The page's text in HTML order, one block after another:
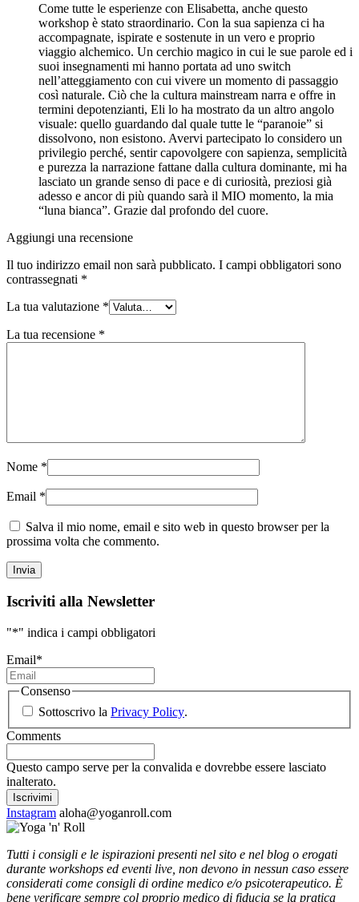
Come tutte le esperienze con Elisabetta, anche questo
workshop è stato straordinario. Con la sua sapienza ci ha
accompagnate, ispirate e sostenute in un vero e proprio
viaggio alchemico. Un cerchio magico in cui le sue parole ed i
suoi insegnamenti mi hanno portata ad uno switch
nell’atteggiamento con cui vivere un momento di passaggio
così naturale. Ciò che la cultura mainstream narra e offre in
termini depotenzianti, Eli lo ha mostrato da un altro angolo
visuale: quello guardando dal quale tutte le “paranoie” si
dissolvono, non esistono. Avervi partecipato lo considero un
privilegio perché, sentir capovolgere con sapienza, semplicità
e purezza la narrazione fattane dalla cultura dominante, mi ha
lasciato un grande senso di pace e di curiosità, preziosi già
adesso e ancor di più quando sarà il MIO momento, la mia
“luna bianca”. Grazie dal profondo del cuore.
Aggiungi una recensione
Il tuo indirizzo email non sarà pubblicato. I campi obbligatori sono
contrassegnati *
La tua valutazione *
La tua recensione *
Nome *
Email *
Salva il mio nome, email e sito web in questo browser per la
prossima volta che commento.
Iscriviti alla Newsletter
"*" indica i campi obbligatori
Email*
Consenso
Sottoscrivo la Privacy Policy.
Comments
Questo campo serve per la convalida e dovrebbe essere lasciato
inalterato.
Instagram aloha@yoganroll.com
Tutti i consigli e le ispirazioni presenti nel sito e nel blog o erogati
durante workshops ed eventi live, non devono in nessun caso essere
considerati come consigli di ordine medico e/o psicoterapeutico. È
bene verificare sempre col proprio medico di fiducia se la pratica